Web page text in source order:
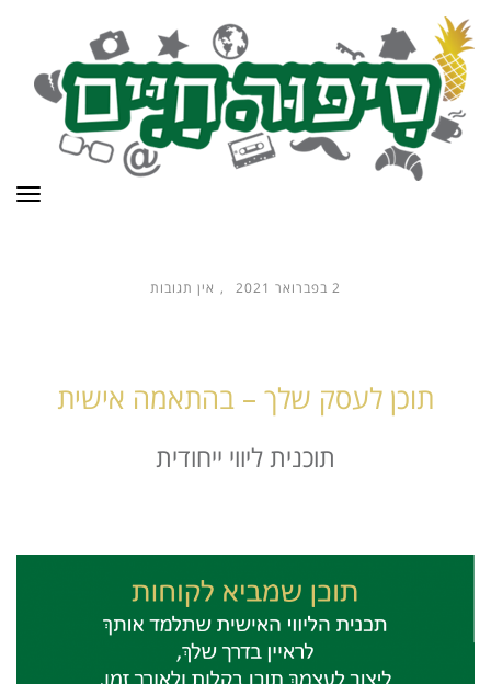
2 בפברואר 2021 אין תגובות
תוכן לעסק שלך – בהתאמה אישית
תוכנית ליווי ייחודית